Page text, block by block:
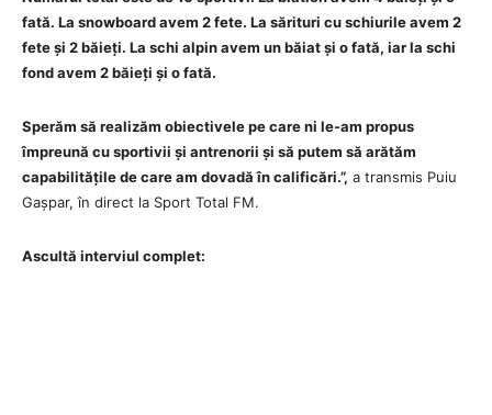
fată. La snowboard avem 2 fete. La sărituri cu schiurile avem 2
fete și 2 băieți. La schi alpin avem un băiat și o fată, iar la schi
fond avem 2 băieți și o fată.
Sperăm să realizăm obiectivele pe care ni le-am propus
împreună cu sportivii și antrenorii și să putem să arătăm
capabilitățile de care am dovadă în calificări.”, a transmis Puiu
Gașpar, în direct la Sport Total FM.
Ascultă interviul complet: